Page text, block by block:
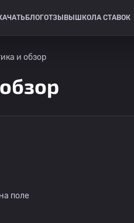
БЛОГОТЗЫВЫ ШКОЛА СТАВОК
и обзор
поле